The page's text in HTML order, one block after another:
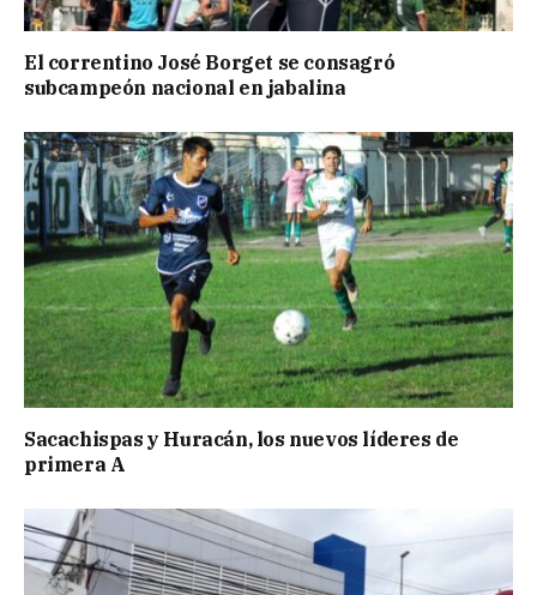
El correntino José Borget se consagró
subcampeón nacional en jabalina
Sacachispas y Huracán, los nuevos líderes de
primera A